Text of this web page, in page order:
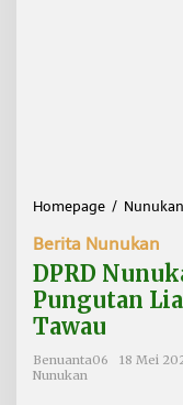
Homepage / Nunukan
Berita Nunukan
DPRD
Pungutan
Tawau
Benuanta06
18 Mei
Nunukan